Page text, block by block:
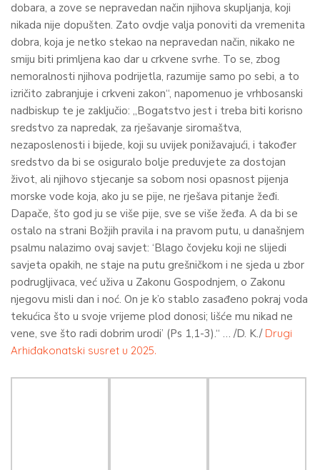
dobara, a zove se nepravedan način njihova skupljanja, koji
nikada nije dopušten. Zato ovdje valja ponoviti da vremenita
dobra, koja je netko stekao na nepravedan način, nikako ne
smiju biti primljena kao dar u crkvene svrhe. To se, zbog
nemoralnosti njihova podrijetla, razumije samo po sebi, a to
izričito zabranjuje i crkveni zakon“, napomenuo je vrhbosanski
nadbiskup te je zaključio: „Bogatstvo jest i treba biti korisno
sredstvo za napredak, za rješavanje siromaštva,
nezaposlenosti i bijede, koji su uvijek ponižavajući, i također
sredstvo da bi se osiguralo bolje preduvjete za dostojan
život, ali njihovo stjecanje sa sobom nosi opasnost pijenja
morske vode koja, ako ju se pije, ne rješava pitanje žeđi.
Dapače, što god ju se više pije, sve se više žeđa. A da bi se
ostalo na strani Božjih pravila i na pravom putu, u današnjem
psalmu nalazimo ovaj savjet: ‘Blago čovjeku koji ne slijedi
savjeta opakih, ne staje na putu grešničkom i ne sjeda u zbor
podrugljivaca, već uživa u Zakonu Gospodnjem, o Zakonu
njegovu misli dan i noć. On je k’o stablo zasađeno pokraj voda
tekućica što u svoje vrijeme plod donosi; lišće mu nikad ne
vene, sve što radi dobrim urodi’ (Ps 1,1-3).“ … /D. K./ Drugi
Arhiđakonatski susret u 2025.